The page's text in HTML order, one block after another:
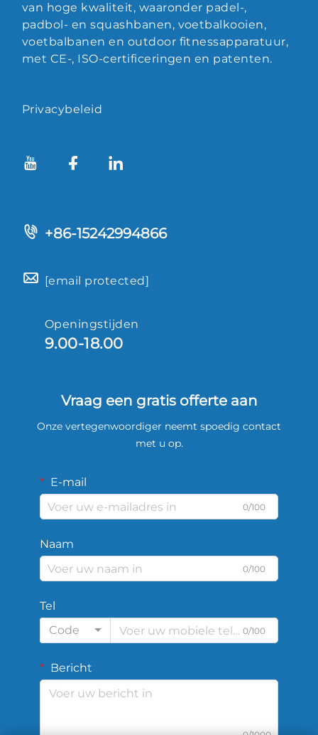
van hoge kwaliteit, waaronder padel-,
padbol- en squashbanen, voetbalkooien,
voetbalbanen en outdoor fitnessapparatuur,
met CE-, ISO-certificeringen en patenten.
Privacybeleid
+86-15242994866
[email protected]
Openingstijden
9.00-18.00
Vraag een gratis offerte aan
Onze vertegenwoordiger neemt spoedig contact
met u op.
E-mail
0/100
Naam
0/100
Tel
Code
0/100
Bericht